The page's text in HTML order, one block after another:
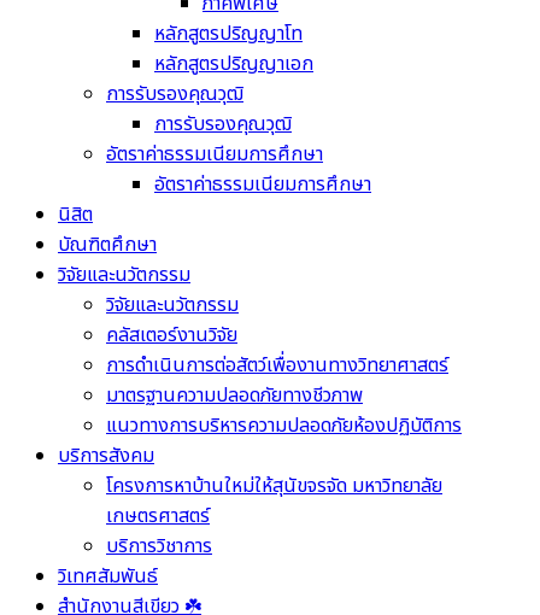
หลักสูตรปริญญาโท
หลักสูตรปริญญาเอก
การรับรองคุณวุฒิ
การรับรองคุณวุฒิ
อัตราค่าธรรมเนียมการศึกษา
อัตราค่าธรรมเนียมการศึกษา
นิสิต
บัณฑิตศึกษา
วิจัยและนวัตกรรม
วิจัยและนวัตกรรม
คลัสเตอร์งานวิจัย
การดำเนินการต่อสัตว์เพื่องานทางวิทยาศาสตร์
มาตรฐานความปลอดภัยทางชีวภาพ
แนวทางการบริหารความปลอดภัยห้องปฏิบัติการ
บริการสังคม
โครงการหาบ้านใหม่ให้สุนัขจรจัด มหาวิทยาลัย
เกษตรศาสตร์
บริการวิชาการ
วิเทศสัมพันธ์
สำนักงานสีเขียว ☘️